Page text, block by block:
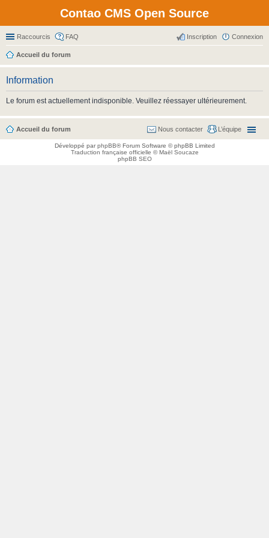
Contao CMS Open Source
Raccourcis FAQ Connexion
Inscription
Accueil du forum
Information
Le forum est actuellement indisponible. Veuillez réessayer ultérieurement.
Accueil du forum L’équipe
Nous contacter
Développé parphpBB® Forum Software © phpBB Limited
Traduction française officielle ©Maël Soucaze
phpBB SEO